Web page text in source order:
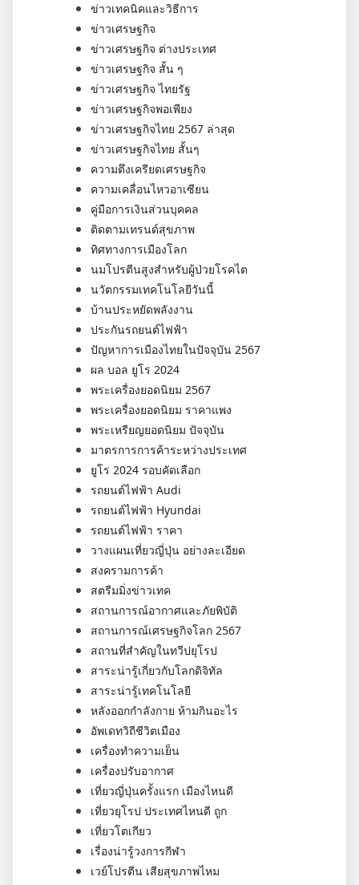
ข่าวเทคนิคและวิธีการ
ข่าวเศรษฐกิจ
ข่าวเศรษฐกิจ ต่างประเทศ
ข่าวเศรษฐกิจ สั้น ๆ
ข่าวเศรษฐกิจ ไทยรัฐ
ข่าวเศรษฐกิจพอเพียง
ข่าวเศรษฐกิจไทย 2567 ล่าสุด
ข่าวเศรษฐกิจไทย สั้นๆ
ความตึงเครียดเศรษฐกิจ
ความเคลื่อนไหวอาเซียน
คู่มือการเงินส่วนบุคคล
ติดตามเทรนด์สุขภาพ
ทิศทางการเมืองโลก
นมโปรตีนสูงสำหรับผู้ป่วยโรคไต
นวัตกรรมเทคโนโลยีวันนี้
บ้านประหยัดพลังงาน
ประกันรถยนต์ไฟฟ้า
ปัญหาการเมืองไทยในปัจจุบัน 2567
ผล บอล ยูโร 2024
พระเครื่องยอดนิยม 2567
พระเครื่องยอดนิยม ราคาแพง
พระเหรียญยอดนิยม ปัจจุบัน
มาตรการการค้าระหว่างประเทศ
ยูโร 2024 รอบคัดเลือก
รถยนต์ไฟฟ้า Audi
รถยนต์ไฟฟ้า Hyundai
รถยนต์ไฟฟ้า ราคา
วางแผนเที่ยวญี่ปุ่น อย่างละเอียด
สงครามการค้า
สตรีมมิ่งข่าวเทค
สถานการณ์อากาศและภัยพิบัติ
สถานการณ์เศรษฐกิจโลก 2567
สถานที่สำคัญในทวีปยุโรป
สาระน่ารู้เกี่ยวกับโลกดิจิทัล
สาระน่ารู้เทคโนโลยี
หลังออกกําลังกาย ห้ามกินอะไร
อัพเดทวิถีชีวิตเมือง
เครื่องทำความเย็น
เครื่องปรับอากาศ
เที่ยวญี่ปุ่นครั้งแรก เมืองไหนดี
เที่ยวยุโรป ประเทศไหนดี ถูก
เที่ยวโตเกียว
เรื่องน่ารู้วงการกีฬา
เวย์โปรตีน เสียสุขภาพไหม